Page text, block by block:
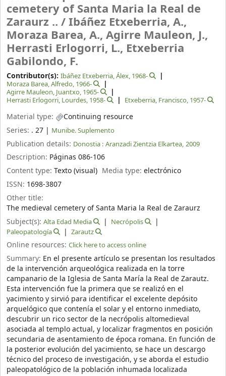
cemetery of Santa Maria la Real de
Zaraurz .. /Ibáñez Etxeberria, A.,
Moraza Barea, A., Agirre Mauleon, J.,
Herrasti Erlogorri, L., Etxeberria
Gabilondo, F.
Contributor(s): Ibáñez Etxeberria, Álex, 1968-
Moraza Barea, Alfredo, 1966-
Agirre Mauleon, Juantxo, 1965-
Herrasti Erlogorri, Lourdes, 1958- Etxeberria, Francisco, 1957-
Material type:
Continuing resource
Series: . 27 | Munibe. Suplemento
Publication details: Donostia : Aranzadi Zientzia Elkartea, 2009
Description: Páginas 086-106
Content type: Texto (visual) Media type:electrónico
ISSN: 1698-3807
Other title:
The medieval cemetery of Santa Maria la Real de Zaraurz
Subject(s): Alta Edad Media
Necrópolis
Paleopatología
Zarautz
Online resources: Click here to access online
Summary: En el presente artículo se presentan los resultados
de la intervención arqueológica realizada en la torre
campanario de la Iglesia de Santa María la Real de Zarautz.
Esta intervención fue la primera que se realizó en el
yacimiento y sirvió para identificar el excelente depósito
arquelógico que contenía el solar y el entorno inmediato,
descubrir un rico sector de la necrópolis altomedieval
asociada al templo actual, y localizar fragmentos en posición
secundaria de asentamiento de época romana. En función de
la posterior evolución del yacimiento, se hace un descargo
técnico del proceso de investigación, y se aborda el estudio
paleopatológico de la población inhumada localizada